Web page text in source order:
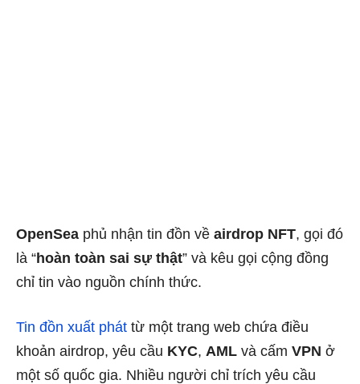
OpenSea phủ nhận tin đồn về airdrop NFT, gọi đó
là “hoàn toàn sai sự thật” và kêu gọi cộng đồng
chỉ tin vào nguồn chính thức.
Tin đồn xuất phát từ một trang web chứa điều
khoản airdrop, yêu cầu KYC, AML và cấm VPN ở
một số quốc gia. Nhiều người chỉ trích yêu cầu